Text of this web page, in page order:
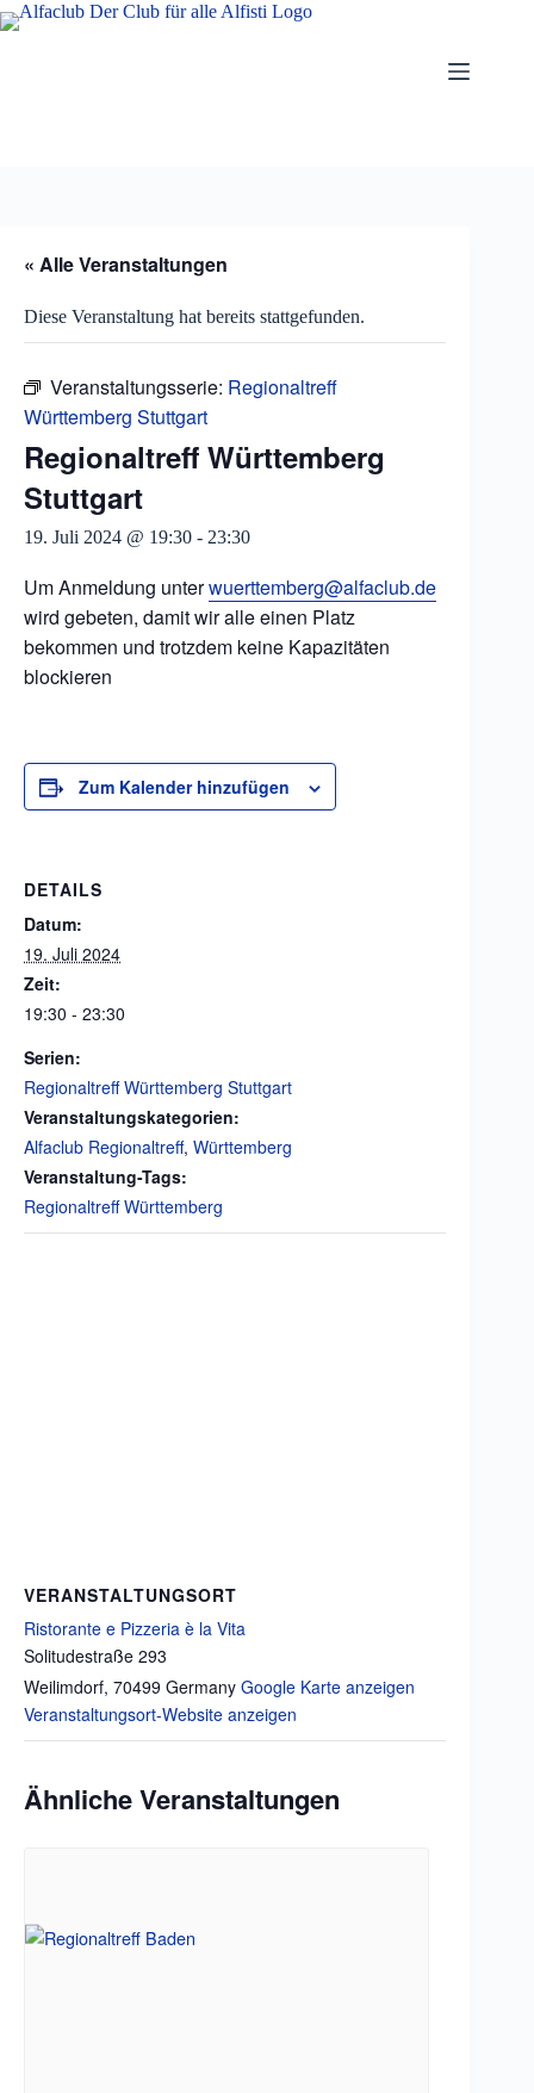
Zum
Inhalt
« Alle Veranstaltungen
Diese Veranstaltung hat bereits stattgefunden.
Veranstaltungsserie: Regionaltreff
Württemberg Stuttgart
Regionaltreff Württemberg
Stuttgart
19. Juli 2024 @ 19:30 - 23:30
Um Anmeldung unterwuerttemberg@alfaclub.de
wird gebeten, damit wir alle einen Platz
bekommen und trotzdem keine Kapazitäten
blockieren
Zum Kalender hinzufügen
DETAILS
Datum:
19. Juli 2024
Zeit:
19:30 - 23:30
Serien:
Regionaltreff Württemberg Stuttgart
Veranstaltungskategorien:
Alfaclub Regionaltreff, Württemberg
Veranstaltung-Tags:
Regionaltreff Württemberg
VERANSTALTUNGSORT
Ristorante e Pizzeria è la Vita
Solitudestraße 293
Weilimdorf, 70499 Germany Google Karte anzeigen
Veranstaltungsort-Website anzeigen
Ähnliche Veranstaltungen